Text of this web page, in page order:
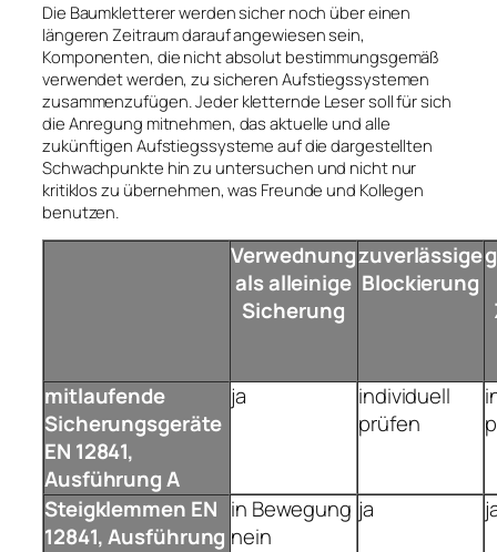
Die Baumkletterer werden sicher noch über einen
längeren Zeitraum darauf angewiesen sein,
Komponenten, die nicht absolut bestimmungsgemäß
verwendet werden, zu sicheren Aufstiegssystemen
zusammenzufügen. Jeder kletternde Leser soll für sich
die Anregung mitnehmen, das aktuelle und alle
zukünftigen Aufstiegssysteme auf die dargestellten
Schwachpunkte hin zu untersuchen und nicht nur
kritiklos zu übernehmen, was Freunde und Kollegen
benutzen.
Verwednung
als alleinige
Sicherung
zuverlässige
Blockierung
mitlaufende
Sicherungsgeräte
EN 12841,
Ausführung A
ja
individuell
prüfen
Steigklemmen EN
12841, Ausführung
in Bewegung
nein
ja